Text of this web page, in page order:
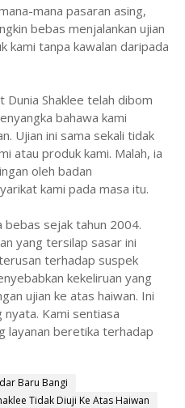
mana pasaran asing,
bebas menjalankan ujian
kami tanpa kawalan daripada
Shaklee telah dibom
bahawa kami
Ujian ini sama sekali tidak
atau produk kami. Malah, ia
oleh badan
kami pada masa itu.
sejak tahun 2004.
yang tersilap sasar ini
terhadap suspek
kekeliruan yang
ujian ke atas haiwan. Ini
nyata. Kami sentiasa
layanan beretika terhadap
Baru Bangi
Tidak Diuji Ke Atas Haiwan